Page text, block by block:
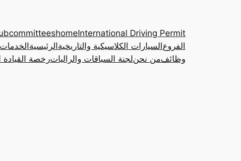
homeInternational Driving Permit
الخدمات الرئيسية السيارات الكلاسيكية والتاريخية الفروع
رخصة القيادةلجنة السباقات والرالياتمن نحنوظائف